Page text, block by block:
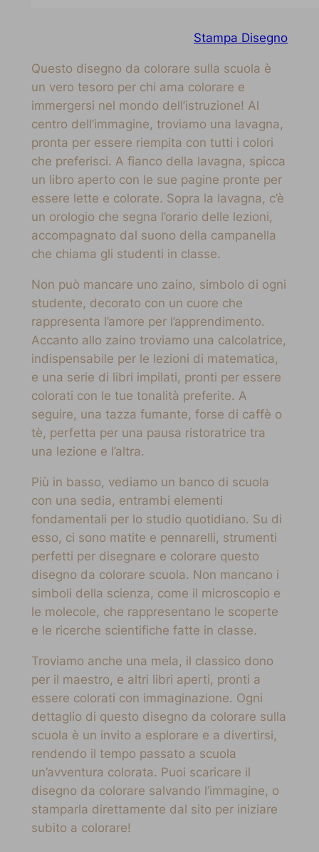
Stampa Disegno
Questo disegno da colorare sulla scuola è
un vero tesoro per chi ama colorare e
immergersi nel mondo dell’istruzione! Al
centro dell’immagine, troviamo una lavagna,
pronta per essere riempita con tutti i colori
che preferisci. A fianco della lavagna, spicca
un libro aperto con le sue pagine pronte per
essere lette e colorate. Sopra la lavagna, c’è
un orologio che segna l’orario delle lezioni,
accompagnato dal suono della campanella
che chiama gli studenti in classe.
Non può mancare uno zaino, simbolo di ogni
studente, decorato con un cuore che
rappresenta l’amore per l’apprendimento.
Accanto allo zaino troviamo una calcolatrice,
indispensabile per le lezioni di matematica,
e una serie di libri impilati, pronti per essere
colorati con le tue tonalità preferite. A
seguire, una tazza fumante, forse di caffè o
tè, perfetta per una pausa ristoratrice tra
una lezione e l’altra.
Più in basso, vediamo un banco di scuola
con una sedia, entrambi elementi
fondamentali per lo studio quotidiano. Su di
esso, ci sono matite e pennarelli, strumenti
perfetti per disegnare e colorare questo
disegno da colorare scuola. Non mancano i
simboli della scienza, come il microscopio e
le molecole, che rappresentano le scoperte
e le ricerche scientifiche fatte in classe.
Troviamo anche una mela, il classico dono
per il maestro, e altri libri aperti, pronti a
essere colorati con immaginazione. Ogni
dettaglio di questo disegno da colorare sulla
scuola è un invito a esplorare e a divertirsi,
rendendo il tempo passato a scuola
un’avventura colorata. Puoi scaricare il
disegno da colorare salvando l’immagine, o
stamparla direttamente dal sito per iniziare
subito a colorare!